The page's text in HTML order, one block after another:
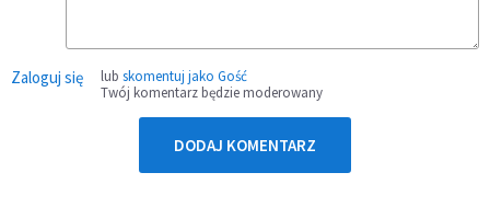
Zaloguj się lub skomentuj jako Gość
Twój komentarz będzie moderowany
DODAJ KOMENTARZ